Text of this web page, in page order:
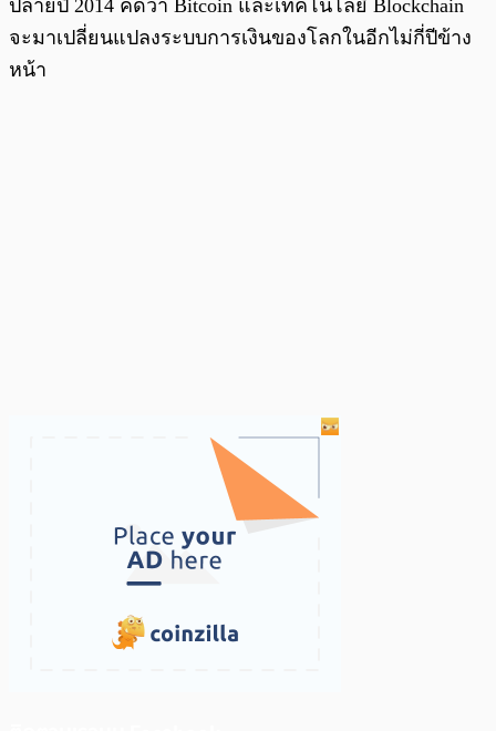
ปลายปี 2014 คิดว่า Bitcoin และเทคโนโลยี Blockchain
จะมาเปลี่ยนแปลงระบบการเงินของโลกในอีกไม่กี่ปีข้าง
หน้า